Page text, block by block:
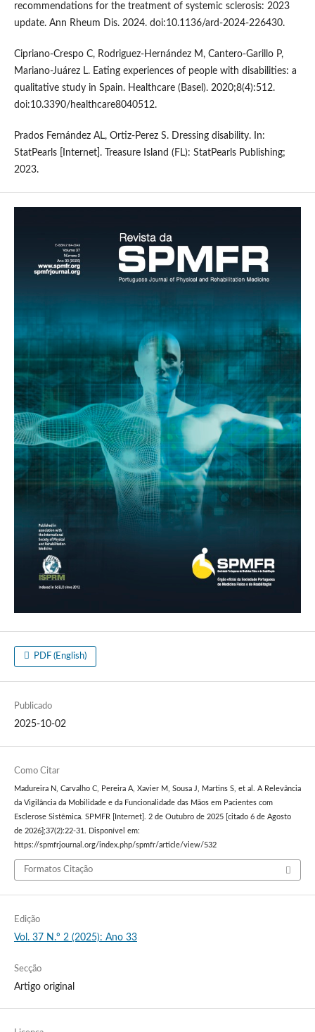
recommendations for the treatment of systemic sclerosis: 2023
update. Ann Rheum Dis. 2024. doi:10.1136/ard-2024-226430.
Cipriano-Crespo C, Rodriguez-Hernández M, Cantero-Garillo P,
Mariano-Juárez L. Eating experiences of people with disabilities: a
qualitative study in Spain. Healthcare (Basel). 2020;8(4):512.
doi:10.3390/healthcare8040512.
Prados Fernández AL, Ortiz-Perez S. Dressing disability. In:
StatPearls [Internet]. Treasure Island (FL): StatPearls Publishing;
2023.
PDF (English)
Publicado
2025-10-02
Como Citar
Madureira N, Carvalho C, Pereira A, Xavier M, Sousa J, Martins S, et al. A Relevância
da Vigilância da Mobilidade e da Funcionalidade das Mãos em Pacientes com
Esclerose Sistêmica. SPMFR [Internet]. 2 de Outubro de 2025 [citado 6 de Agosto
de 2026];37(2):22-31. Disponível em:
https://spmfrjournal.org/index.php/spmfr/article/view/532
Formatos Citação
Edição
Vol. 37 N.º 2 (2025): Ano 33
Secção
Artigo original